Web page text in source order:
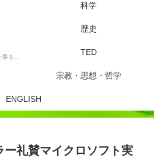
科学
歴史
スポーツニュースなどの中から感じた事を書きます。 TED
宗教・思想・哲学
ENGLISH
ー礼賛マイクロソフト実